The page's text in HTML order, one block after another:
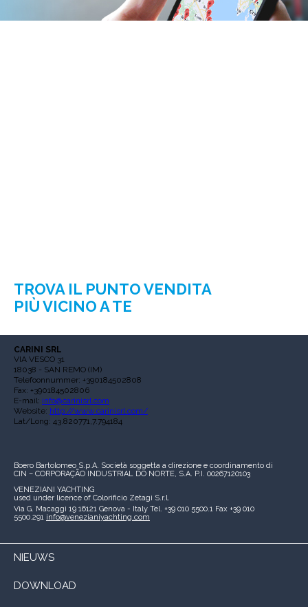
TROVA IL PUNTO VENDITA
PIÙ VICINO A TE
CARINI SRL
VIA VESCO 31
18038 - SAN REMO (IM)
Telefoonnummer: +390184502808
Fax: +390184502806
E-mail: info@carinisrl.com
Website: http://www.carinisrl.com/
Lat/Long: 43.820771,7.794184
Boero Bartolomeo S.p.A. Società soggetta a direzione e coordinamento di
CIN – CORPORAÇÃO INDUSTRIAL DO NORTE, S.A. P.I. 00267120103
VENEZIANI YACHTING
used under licence of Colorificio Zetagi S.r.l.
Via G. Macaggi 19 16121 Genova - Italy Tel. +39 010 5500.1 Fax +39 010
5500.291 info@venezianiyachting.com
NIEUWS
DOWNLOAD